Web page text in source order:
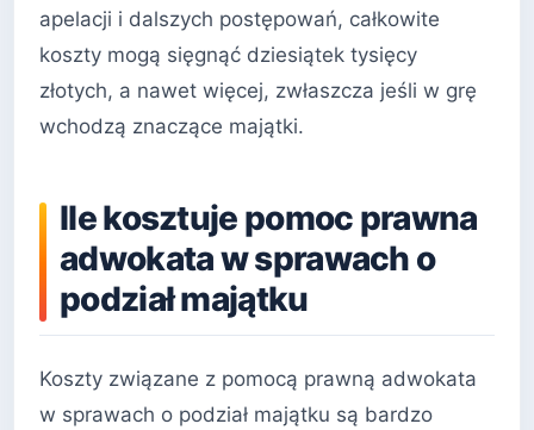
apelacji i dalszych postępowań, całkowite
koszty mogą sięgnąć dziesiątek tysięcy
złotych, a nawet więcej, zwłaszcza jeśli w grę
wchodzą znaczące majątki.
Ile kosztuje pomoc prawna
adwokata w sprawach o
podział majątku
Koszty związane z pomocą prawną adwokata
w sprawach o podział majątku są bardzo